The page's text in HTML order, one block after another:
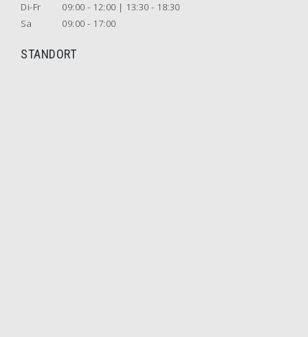
Di-Fr
09:00 - 12:00 | 13:30 - 18:30
Sa
09:00 - 17:00
STANDORT